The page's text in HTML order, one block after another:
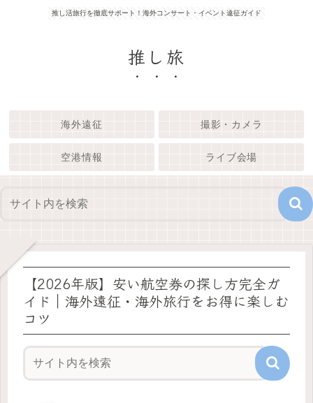
推し活旅行を徹底サポート！海外コンサート・イベント遠征ガイド
推し旅
海外遠征 撮影・カメラ
空港情報 ライブ会場
【2026年版】安い航空券の探し方完全ガ
イド｜海外遠征・海外旅行をお得に楽しむ
コツ